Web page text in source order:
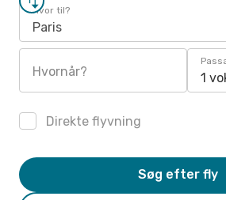
Hvor til?
Paris
Hvornår? 1
Direkte flyvning
Søg efter fly